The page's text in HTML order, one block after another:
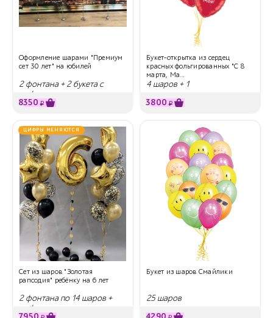
Оформление шарами "Премиум
сет 30 лет" на юбилей
2 фонтана + 2 букета с
цифрами
8350 ₽
Букет-открытка из сердец
красных фольгированных "С 8
марта, Ма...
4 шаров + 1
3800 ₽
ЦИФРЫ МЕНЯЮТСЯ
Сет из шаров "Золотая
рапсодия" ребёнку на 6 лет
2 фонтана по 14 шаров +
цифра
Букет из шаров Смайлики
25 шаров